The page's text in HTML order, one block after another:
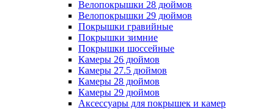
Велопокрышки 28 дюймов
Велопокрышки 29 дюймов
Покрышки гравийные
Покрышки зимние
Покрышки шоссейные
Камеры 26 дюймов
Камеры 27.5 дюймов
Камеры 28 дюймов
Камеры 29 дюймов
Аксессуары для покрышек и камер